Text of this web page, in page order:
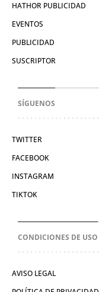
HATHOR PUBLICIDAD
EVENTOS
PUBLICIDAD
SUSCRIPTOR
SÍGUENOS
TWITTER
FACEBOOK
INSTAGRAM
TIKTOK
CONDICIONES DE USO
AVISO LEGAL